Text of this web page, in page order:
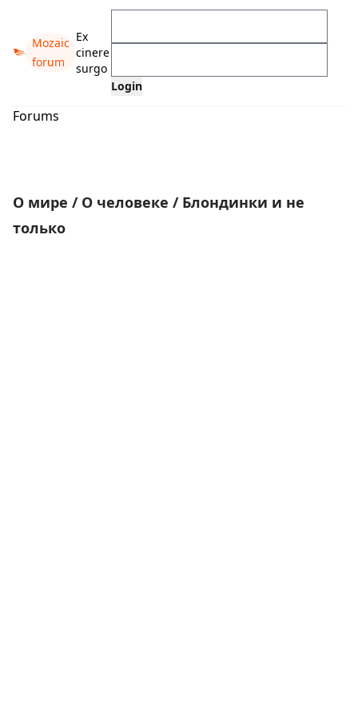
Mozaic
forum
Ex
cinere
surgo
Forums
О мире / О человеке / Блондинки и не
только